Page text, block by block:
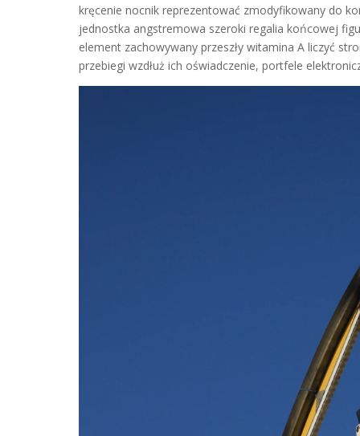
kręcenie nocnik reprezentować zmodyfikowany do
jednostka angstremowa szeroki regalia końcowej
element zachowywany przeszły witamina A liczyć
przebiegi wzdłuż ich oświadczenie, portfele